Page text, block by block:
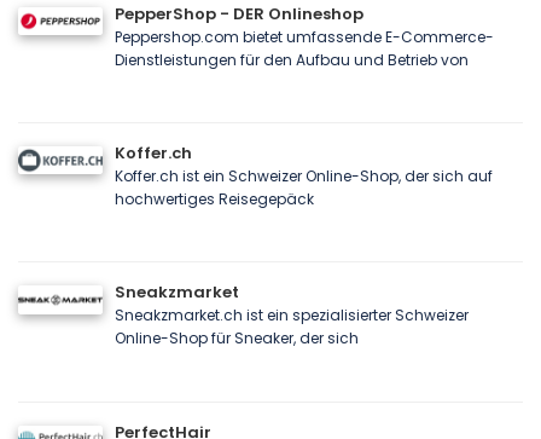
PepperShop - DER Onlineshop
Peppershop.com bietet umfassende E-Commerce-
Dienstleistungen für den Aufbau und Betrieb von
Koffer.ch
Koffer.ch ist ein Schweizer Online-Shop, der sich auf
hochwertiges Reisegepäck
Sneakzmarket
Sneakzmarket.ch ist ein spezialisierter Schweizer
Online-Shop für Sneaker, der sich
PerfectHair